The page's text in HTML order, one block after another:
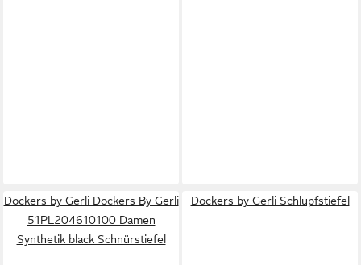
Dockers by Gerli Dockers By Gerli
51PL204610100 Damen
Synthetik black Schnürstiefel
Dockers by Gerli Schlupfstiefel